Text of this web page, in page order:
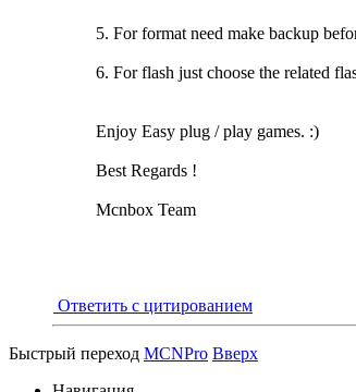
5. For format need make backup
6. For flash just choose the related
Enjoy Easy plug / play games. :)
Best Regards !
Mcnbox Team
Ответить с цитированием
Быстрый переход MCNPro Вверх